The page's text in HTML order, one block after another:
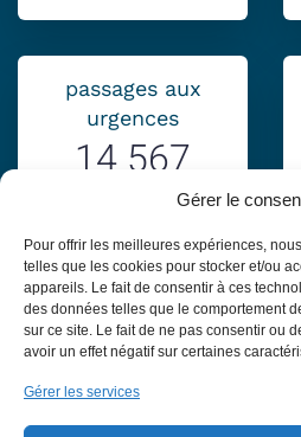
Gérer le
Pour offrir les meilleures expériences,
telles que les cookies pour stocker et/ou
appareils. Le fait de consentir à ces
des données telles que le comportement
sur ce site. Le fait de ne pas consentir ou
avoir un effet négatif sur certaines
Gérer les services
passages aux
urgences
14 567